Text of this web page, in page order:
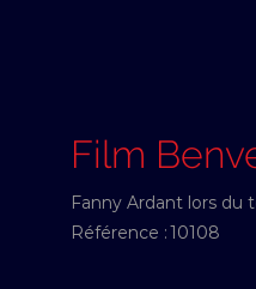
Film
Fanny Ardant lors du
Référence :10108